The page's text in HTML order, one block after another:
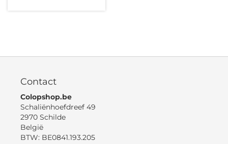
Contact
Colopshop.be
Schaliënhoefdreef 49
2970 Schilde
België
BTW: BE0841.193.205